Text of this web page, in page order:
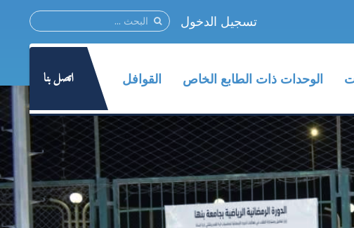
تسجيل الدخول
الوحدات ذات الطابع الخاص القوافل اتصل بنا